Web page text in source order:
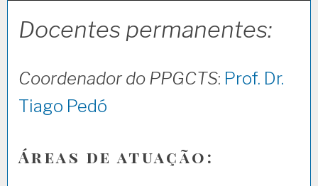
Docentes permanentes:
Coordenador do PPGCTS: Prof. Dr.
Tiago Pedó
Áreas de atuação: